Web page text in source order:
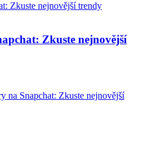
Zkuste nejnovější
na Snapchat: Zkuste nejnovější